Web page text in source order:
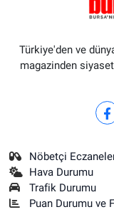
Türkiye'den ve
magazinden
Nöbetçi
Hava Durumu
Trafik Durumu
Puan Durumu ve